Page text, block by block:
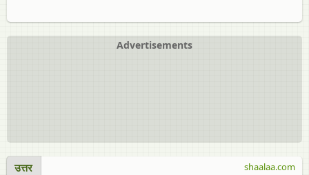
Advertisements
उत्तर shaalaa.com